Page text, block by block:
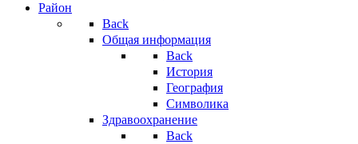
Район
Back
Общая информация
Back
История
География
Символика
Здравоохранение
Back